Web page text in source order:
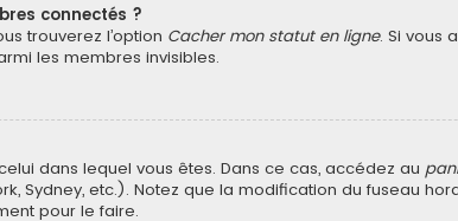
connectés ?
trouverez l’option Cacher mon statut en ligne. Si vous
les membres invisibles.
dans lequel vous êtes. Dans ce cas, accédez au
Sydney, etc.). Notez que la modification du fuseau
pour le faire.